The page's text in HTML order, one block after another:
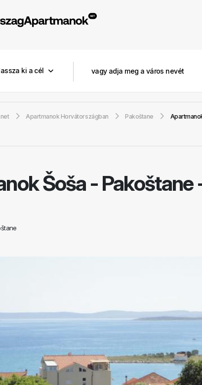
ki a cél
Apartmanok Horvátországban Pakoštane
Šoša-Pakoštane